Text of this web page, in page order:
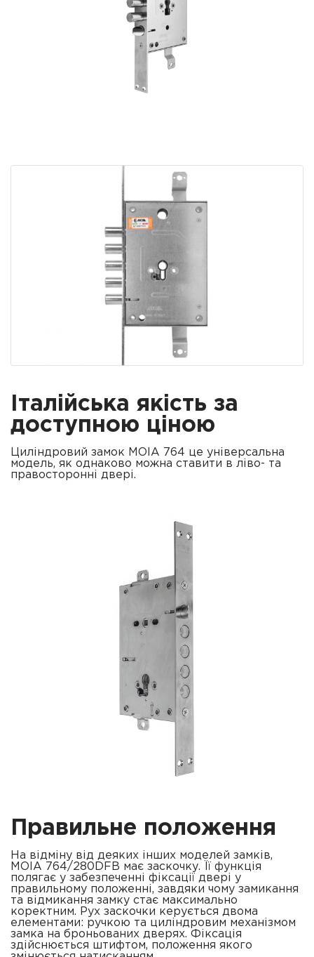
Італійська якість за
доступною ціною
Циліндровий замок MOIA 764 це універсальна
модель, як однаково можна ставити в ліво- та
правосторонні двері.
Правильне положення
На відміну від деяких інших моделей замків,
MOIA 764/280DFB має заскочку. Її функція
полягає у забезпеченні фіксації двері у
правильному положенні, завдяки чому замикання
та відмикання замку стає максимально
коректним. Рух заскочки керується двома
елементами: ручкою та циліндровим механізмом
замка на броньованих дверях. Фіксація
здійснюється штифтом, положення якого